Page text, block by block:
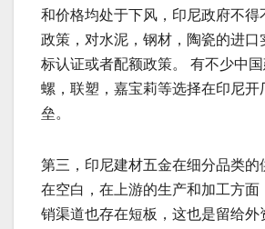
和价格均处于下风，印尼政府不得
政策，对水泥，钢材，陶瓷的进口
标认证或者配额政策。 有不少中
螺，联塑，嘉宝莉等选择在印尼开
垒。
第三，印尼建材五金在细分品类的
在空白，在上游的生产和加工方面
销渠道也存在短板，这也是留给外